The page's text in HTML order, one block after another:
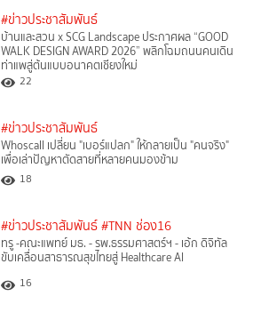
#ข่าวประชาสัมพันธ์
บ้านและสวน x SCG Landscape ประกาศผล “GOOD
WALK DESIGN AWARD 2026” พลิกโฉมถนนคนเดิน
ท่าแพสู่ต้นแบบอนาคตเชียงใหม่
22
#ข่าวประชาสัมพันธ์
Whoscall เปลี่ยน "เบอร์แปลก" ให้กลายเป็น "คนจริง"
เพื่อเล่าปัญหาตัดสายที่หลายคนมองข้าม
18
#ข่าวประชาสัมพันธ์ #TNN ช่อง16
ทรู -คณะแพทย์ มธ. - รพ.ธรรมศาสตร์ฯ - เอ้ก ดิจิทัล
ขับเคลื่อนสาธารณสุขไทยสู่ Healthcare AI
16